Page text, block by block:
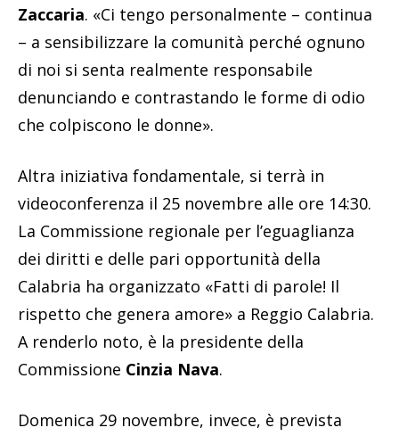
Zaccaria. «Ci tengo personalmente – continua
– a sensibilizzare la comunità perché ognuno
di noi si senta realmente responsabile
denunciando e contrastando le forme di odio
che colpiscono le donne».
Altra iniziativa fondamentale, si terrà in
videoconferenza il 25 novembre alle ore 14:30.
La Commissione regionale per l’eguaglianza
dei diritti e delle pari opportunità della
Calabria ha organizzato «Fatti di parole! Il
rispetto che genera amore» a Reggio Calabria.
A renderlo noto, è la presidente della
Commissione Cinzia Nava.
Domenica 29 novembre, invece, è prevista